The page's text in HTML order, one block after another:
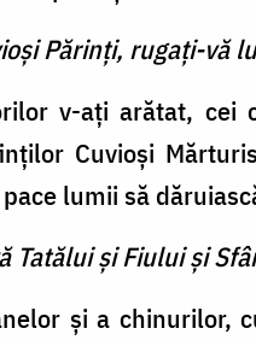
Părinţi, rugaţi-vă
v-aţi arătat,
Cuvioşi
lumii să
Tatălui şi Fiului şi
şi a